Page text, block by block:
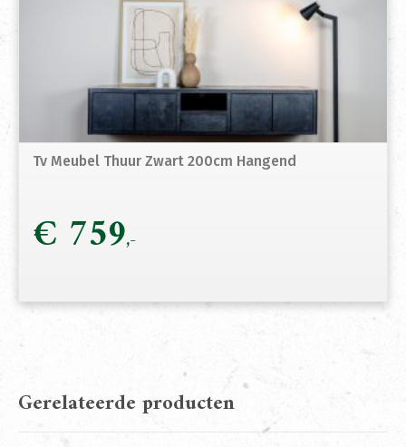
Tv Meubel Thuur Zwart 200cm Hangend
€ 759
Gerelateerde producten